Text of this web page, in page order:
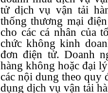
tử dịch vụ vận tải
thống thương mại
cho các cá nhân của
chức không kinh
đơn điện tử. Doanh
hàng không hoặc đại
các nội dung theo quy
dụng dịch vụ vận tải